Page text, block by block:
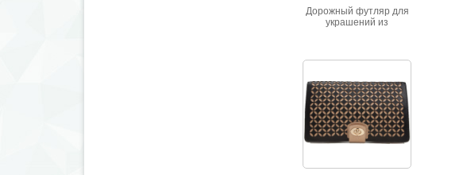
Дорожный футляр для
украшений из